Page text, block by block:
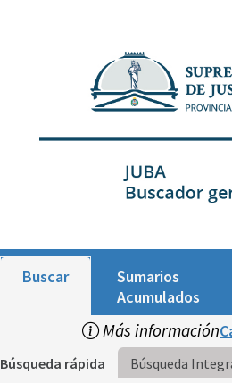
Buscar
Sumarios
Acumulados
Más información
Búsqueda rápida Búsqueda